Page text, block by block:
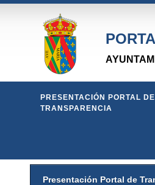
PRESENTACIÓN PORTAL DE
TRANSPARENCIA
Presentación Portal de